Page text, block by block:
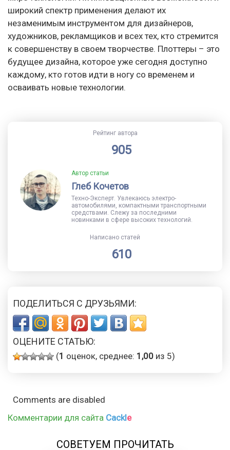
широкий спектр применения делают их
незаменимым инструментом для дизайнеров,
художников, рекламщиков и всех тех, кто стремится
к совершенству в своем творчестве. Плоттеры – это
будущее дизайна, которое уже сегодня доступно
каждому, кто готов идти в ногу со временем и
осваивать новые технологии.
Рейтинг автора
905
Автор статьи
Глеб Кочетов
Техно-Эксперт. Увлекаюсь электро-
автомобилями, компактными транспортными
средствами. Слежу за последними
новинками в сфере высоких технологий.
Написано статей
610
ПОДЕЛИТЬСЯ С ДРУЗЬЯМИ:
ОЦЕНИТЕ СТАТЬЮ:
(1 оценок, среднее: 1,00 из 5)
Comments are disabled
Комментарии для сайта Cackle
СОВЕТУЕМ ПРОЧИТАТЬ